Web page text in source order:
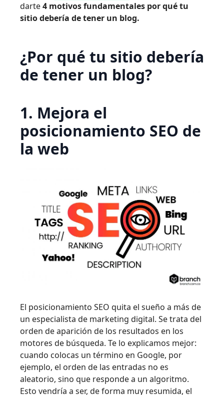
darte4 motivos fundamentales por qué tu
sitio debería de tener un blog.
¿Por qué tu sitio debería
de tener un blog?
1. Mejora el
posicionamiento SEO de
la web
El posicionamiento SEO quita el sueño a más de
un especialista de marketing digital. Se trata del
orden de aparición de los resultados en los
motores de búsqueda. Te lo explicamos mejor:
cuando colocas un término en Google, por
ejemplo, el orden de las entradas no es
aleatorio, sino que responde a un algoritmo.
Esto vendría a ser, de forma muy resumida, el